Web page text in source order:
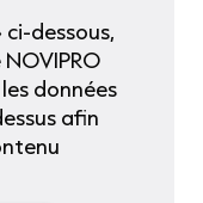
ci-dessous,
données
afin